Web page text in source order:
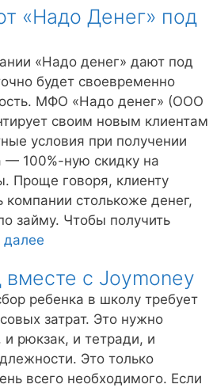
от
«Надо Денег» под
«Надо денег» дают под
будет своевременно
МФО «Надо денег» (ООО
своим новым клиентам
условия при получении
— 100%-ную скидку на
Проще говоря, клиенту
компании столькоже денег,
займу. Чтобы получить
далее
от
«Надо
Денег»
под
0%!
вместе с Joymoney
ребенка в школу требует
затрат. Это нужно
рюкзак, и тетради, и
Это только
всего необходимого. Если